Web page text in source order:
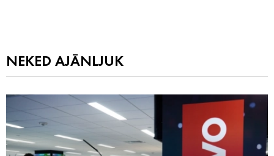
NEKED AJÁNLJUK